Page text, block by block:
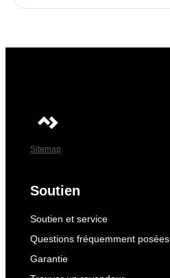
Sitemap
Soutien
Soutien et service
Questions fréquemment posées
Garantie